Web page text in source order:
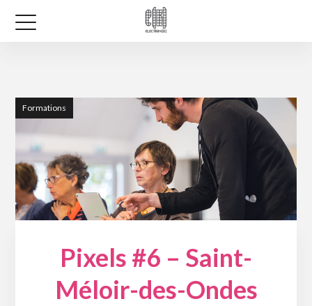
Formations
Pixels #6 – Saint-
Méloir-des-Ondes